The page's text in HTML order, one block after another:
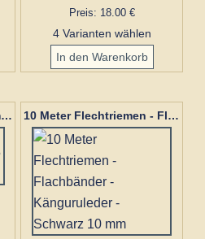
Preis: 18.00 €
4 Varianten wählen
Lederbandverschluss 5 mm 253 10 Meter Flechtriemen - Flachbänder - Känguruleder - Schwarz 10 mm